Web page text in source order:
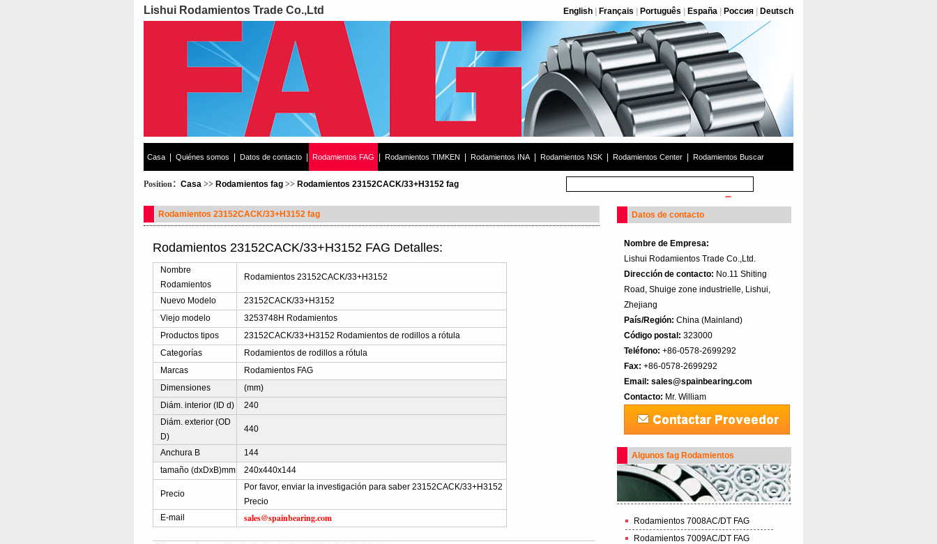
Lishui Rodamientos Trade Co.,Ltd English Français Português España Россия Deutsch
Casa Quiénes somos Datos de contacto Rodamientos FAG Rodamientos TIMKEN Rodamientos INA Rodamientos NSK Rodamientos Center Rodamientos Buscar
Position： Casa >> Rodamientos fag >> Rodamientos 23152CACK/33+H3152 fag
Rodamientos 23152CACK/33+H3152 fag
Rodamientos 23152CACK/33+H3152 FAG Detalles:
Nombre
Rodamientos
Rodamientos 23152CACK/33+H3152
Nuevo Modelo
23152CACK/33+H3152
Viejo modelo
3253748H Rodamientos
Productos tipos
23152CACK/33+H3152 Rodamientos de rodillos a rótula
Categorías
Rodamientos de rodillos a rótula
Marcas
Rodamientos FAG
Dimensiones
(mm)
Diám. interior (ID d)
240
Diám. exterior (OD
D)
440
Anchura B
144
tamaño (dxDxB)mm
240x440x144
Precio
Por favor, enviar la investigación para saber 23152CACK/33+H3152
Precio
E-mail
sales@spainbearing.com
Datos de contacto
Nombre de Empresa:
Lishui Rodamientos Trade Co.,Ltd.
Dirección de contacto: No.11 Shiting
Road, Shuige zone industrielle, Lishui,
Zhejiang
País/Región: China (Mainland)‎
Código postal: 323000
Teléfono: +86-0578-2699292
Fax: +86-0578-2699292
Email: sales@spainbearing.com
Contacto: Mr. William
Algunos fag Rodamientos
Rodamientos 7008AC/DT FAG
Rodamientos 7009AC/DT FAG